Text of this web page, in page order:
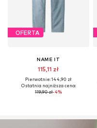
OFERTA
NAME IT
115,11 zł
Pierwotnie: 144,90 zł
Ostatnia najniższa cena:
119,90 zł-4%